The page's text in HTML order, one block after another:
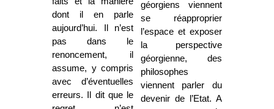
dont il en parle
aujourd’hui. Il n’est
pas dans le
renoncement, il
assume, y compris
avec d’éventuelles
erreurs. Il dit que le
géorgiens viennent
se réapproprier
l’espace et exposer
la perspective
géorgienne, des
philosophes
viennent parler du
devenir de l’Etat. A